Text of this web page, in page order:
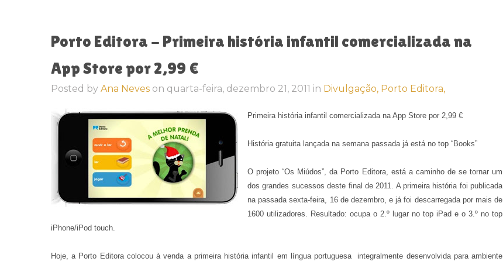
Porto Editora - Primeira história infantil comercializada na
App Store por 2,99 €
Posted by Ana Neves on quarta-feira, dezembro 21, 2011 in Divulgação, Porto Editora,
Primeira história infantil comercializada na App Store por 2,99 €
História gratuita lançada na semana passada já está no top “Books”
O projeto “Os Miúdos”, da Porto Editora, está a caminho de se tornar um
dos grandes sucessos deste final de 2011. A primeira história foi publicada
na passada sexta-feira, 16 de dezembro, e já foi descarregada por mais de
1600 utilizadores. Resultado: ocupa o 2.º lugar no top iPad e o 3.º no top
iPhone/iPod touch.
Hoje, a Porto Editora colocou à venda a primeira história infantil em língua portuguesa integralmente desenvolvida para ambiente